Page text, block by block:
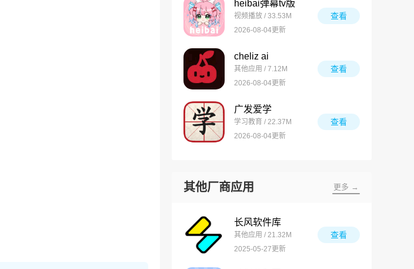
heibai弹幕tv版
视频播放 / 33.53M
2026-08-04更新
查看
cheliz ai
其他应用 / 7.12M
2026-08-04更新
查看
广发爱学
学习教育 / 22.37M
2026-08-04更新
查看
其他厂商应用 更多 →
长风软件库
其他应用 / 21.32M
2025-05-27更新
查看